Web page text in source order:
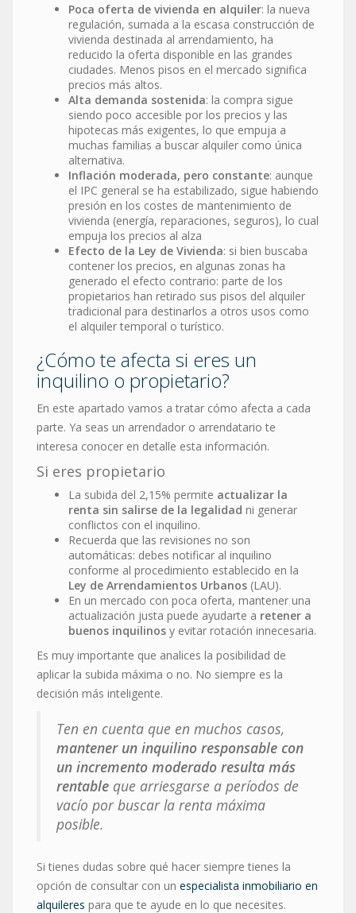
Poca oferta de vivienda en alquiler: la nueva
regulación, sumada a la escasa construcción de
vivienda destinada al arrendamiento, ha
reducido la oferta disponible en las grandes
ciudades. Menos pisos en el mercado significa
precios más altos.
Alta demanda sostenida: la compra sigue
siendo poco accesible por los precios y las
hipotecas más exigentes, lo que empuja a
muchas familias a buscar alquiler como única
alternativa.
Inflación moderada, pero constante: aunque
el IPC general se ha estabilizado, sigue habiendo
presión en los costes de mantenimiento de
vivienda (energía, reparaciones, seguros), lo cual
empuja los precios al alza
Efecto de la Ley de Vivienda: si bien buscaba
contener los precios, en algunas zonas ha
generado el efecto contrario: parte de los
propietarios han retirado sus pisos del alquiler
tradicional para destinarlos a otros usos como
el alquiler temporal o turístico.
¿Cómo te afecta si eres un
inquilino o propietario?
En este apartado vamos a tratar cómo afecta a cada
parte. Ya seas un arrendador o arrendatario te
interesa conocer en detalle esta información.
Si eres propietario
La subida del 2,15% permite actualizar la
renta sin salirse de la legalidad ni generar
conflictos con el inquilino.
Recuerda que las revisiones no son
automáticas: debes notificar al inquilino
conforme al procedimiento establecido en la
Ley de Arrendamientos Urbanos (LAU).
En un mercado con poca oferta, mantener una
actualización justa puede ayudarte a retener a
buenos inquilinos y evitar rotación innecesaria.
Es muy importante que analices la posibilidad de
aplicar la subida máxima o no. No siempre es la
decisión más inteligente.
Ten en cuenta que en muchos casos,
mantener un inquilino responsable con
un incremento moderado resulta más
rentable que arriesgarse a períodos de
vacío por buscar la renta máxima
posible.
Si tienes dudas sobre qué hacer siempre tienes la
opción de consultar con un especialista inmobiliario en
alquileres para que te ayude en lo que necesites.